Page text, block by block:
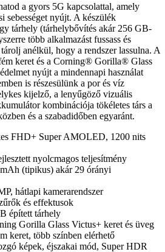
a gyors 5G kapcsolattal, amely
sebességet nyújt. A készülék
tárhely (tárhelybővítés akár 256 GB-
több alkalmazást fussass és
anélkül, hogy a rendszer lassulna. A
keret és a Corning® Gorilla® Glass
nyújt a mindennapi használat
is részesülünk a por és víz
kijelző, a lenyűgöző vizuális
kombinációja tökéletes társ a
és a szabadidőben egyaránt.
FHD+ Super AMOLED, 1200 nits
nyolcmagos teljesítmény
(tipikus) akár 29 órányi
hátlapi kamerarendszer
és effektusok
épített tárhely
Gorilla Glass Victus+ keret és üveg
keret, több színben elérhető
képek, éjszakai mód, Super HDR